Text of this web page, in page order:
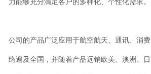
力能够充分满足客户的多样化、个性化需求。
公司的产品广泛应用于航空航天、通讯、消
络遍及全国，并随着产品远销欧美、澳洲、